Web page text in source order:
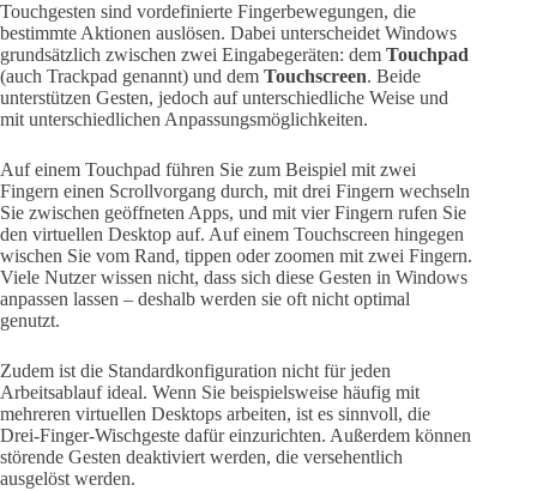
Touchgesten sind vordefinierte Fingerbewegungen, die
bestimmte Aktionen auslösen. Dabei unterscheidet Windows
grundsätzlich zwischen zwei Eingabegeräten: dem Touchpad
(auch Trackpad genannt) und dem Touchscreen. Beide
unterstützen Gesten, jedoch auf unterschiedliche Weise und
mit unterschiedlichen Anpassungsmöglichkeiten.
Auf einem Touchpad führen Sie zum Beispiel mit zwei
Fingern einen Scrollvorgang durch, mit drei Fingern wechseln
Sie zwischen geöffneten Apps, und mit vier Fingern rufen Sie
den virtuellen Desktop auf. Auf einem Touchscreen hingegen
wischen Sie vom Rand, tippen oder zoomen mit zwei Fingern.
Viele Nutzer wissen nicht, dass sich diese Gesten in Windows
anpassen lassen – deshalb werden sie oft nicht optimal
genutzt.
Zudem ist die Standardkonfiguration nicht für jeden
Arbeitsablauf ideal. Wenn Sie beispielsweise häufig mit
mehreren virtuellen Desktops arbeiten, ist es sinnvoll, die
Drei-Finger-Wischgeste dafür einzurichten. Außerdem können
störende Gesten deaktiviert werden, die versehentlich
ausgelöst werden.